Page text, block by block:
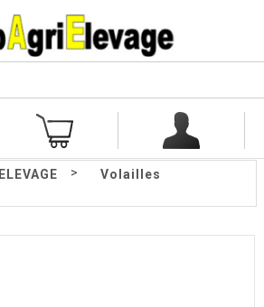
ELEVAGE >
Volailles